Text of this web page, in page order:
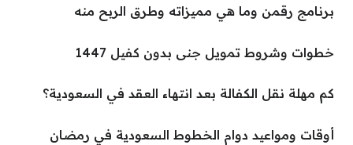
برنامج رقمن وما هي مميزاته وطرق الربح منه
خطوات وشروط تمويل جنى بدون كفيل 1447
كم مهلة نقل الكفالة بعد انتهاء العقد في السعودية؟
أوقات ومواعيد دوام الخطوط السعودية في رمضان